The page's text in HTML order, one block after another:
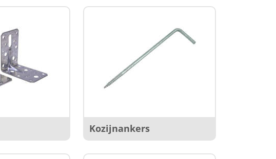
Kozijnankers